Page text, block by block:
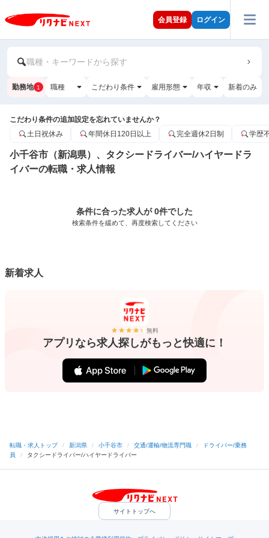
会員登録 ログイン
職種・キーワードから探す
勤務地 1 職種 こだわり条件 雇用形態 年収 新着のみ
こだわり条件の追加設定を忘れていませんか？
土日祝休み
年間休日120日以上 完全週休2日制 学歴
小千谷市（新潟県）、タクシードライバー/ハイヤードラ
イバーの転職・求人情報
条件に合った求人が 0件でした
検索条件を緩めて、再度検索してください
新着求人
無料
アプリなら求人探しがもっと快適に！
転職・求人トップ / 新潟県 / 小千谷市 / 交通/運輸/物流専門職 /
ドライバー/乗務
員
/ タクシードライバー/ハイヤードライバー
サイトトップへ